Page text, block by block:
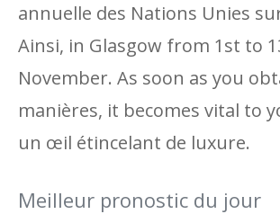
annuelle des Nations Unies
Ainsi, in Glasgow from 1st to
November. As soon as you
manières, it becomes vital to
un œil étincelant de luxure.
Meilleur pronostic du jour